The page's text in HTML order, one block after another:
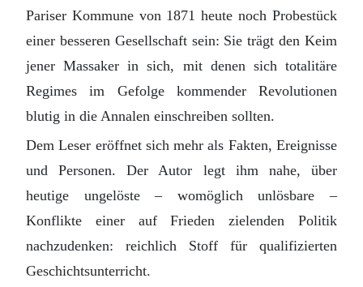
Pariser Kommune von 1871 heute noch Probestück
einer besseren Gesellschaft sein: Sie trägt den Keim
jener Massaker in sich, mit denen sich totalitäre
Regimes im Gefolge kommender Revolutionen
blutig in die Annalen einschreiben sollten.
Dem Leser eröffnet sich mehr als Fakten, Ereignisse
und Personen. Der Autor legt ihm nahe, über
heutige ungelöste – womöglich unlösbare –
Konflikte einer auf Frieden zielenden Politik
nachzudenken: reichlich Stoff für qualifizierten
Geschichtsunterricht.